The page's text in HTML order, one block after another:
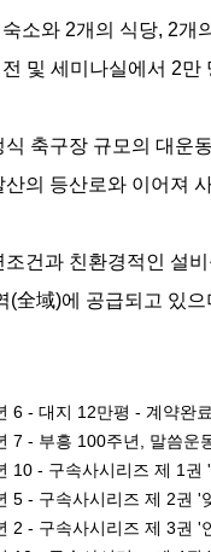
소와 2개의 식당, 2개
및 세미나실에서 2
식 축구장 규모의 대운
산의 등산로와 이어져
조건과 친환경적인 설
(全域)에 공급되고 있
6 - 대지 12만평 - 계약완료
7 - 부흥 100주년, 말씀운
10 - 구속사시리즈 제 1권
5 - 구속사시리즈 제 2권 '
2 - 구속사시리즈 제 3권 '